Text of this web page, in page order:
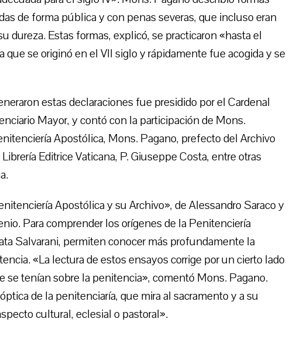
de forma pública y con penas severas, que incluso eran
dureza. Estas formas, explicó, se practicaron «hasta el
se originó en el VII siglo y rápidamente fue acogida y se
estas declaraciones fue presidido por el Cardenal
Mayor, y contó con la participación de Mons.
Apostólica, Mons. Pagano, prefecto del Archivo
Editrice Vaticana, P. Giuseppe Costa, entre otras
Apostólica y su Archivo», de Alessandro Saraco y
Para comprender los orígenes de la Penitenciería
Salvarani, permiten conocer más profundamente la
«La lectura de estos ensayos corrige por un cierto lado
se tenían sobre la penitencia», comentó Mons. Pagano.
de la penitenciaría, que mira al sacramento y a su
cultural, eclesial o pastoral».